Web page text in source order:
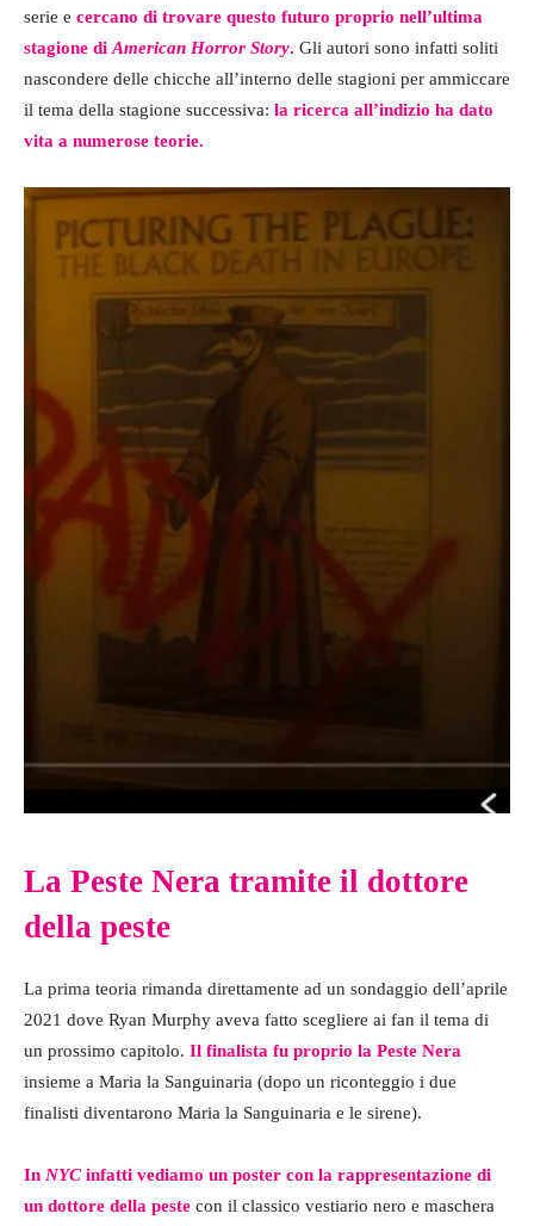
serie e cercano di trovare questo futuro proprio nell’ultima
stagione di American Horror Story. Gli autori sono infatti soliti
nascondere delle chicche all’interno delle stagioni per ammiccare
il tema della stagione successiva: la ricerca all’indizio ha dato
vita a numerose teorie.
La Peste Nera tramite il dottore
della peste
La prima teoria rimanda direttamente ad un sondaggio dell’aprile
2021 dove Ryan Murphy aveva fatto scegliere ai fan il tema di
un prossimo capitolo. Il finalista fu proprio la Peste Nera
insieme a Maria la Sanguinaria (dopo un riconteggio i due
finalisti diventarono Maria la Sanguinaria e le sirene).
In NYC infatti vediamo un poster con la rappresentazione di
un dottore della peste con il classico vestiario nero e maschera